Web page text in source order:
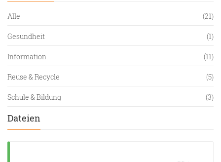
Alle (21)
Gesundheit (1)
Information (11)
Reuse & Recycle (5)
Schule & Bildung (3)
Dateien